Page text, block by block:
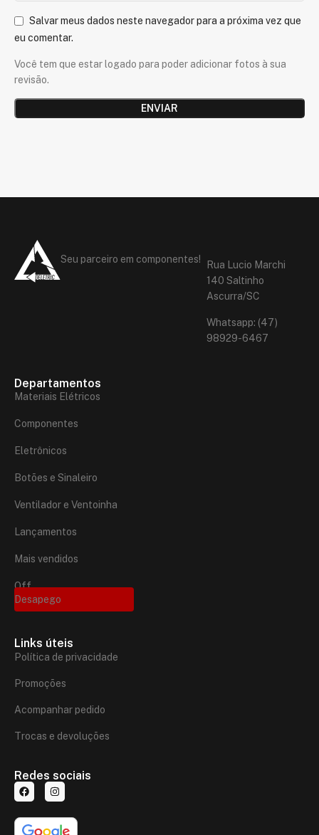
Salvar meus dados neste navegador para a próxima vez que
eu comentar.
Você tem que estar logado para poder adicionar fotos à sua
revisão.
Seu parceiro em componentes!
Rua Lucio Marchi
140 Saltinho
Ascurra/SC
Whatsapp: (47)
98929-6467
Departamentos
Materiais Elétricos
Componentes
Eletrônicos
Botões e Sinaleiro
Ventilador e Ventoinha
Lançamentos
Mais vendidos
Off
Desapego
Links úteis
Política de privacidade
Promoções
Acompanhar pedido
Trocas e devoluções
Redes sociais